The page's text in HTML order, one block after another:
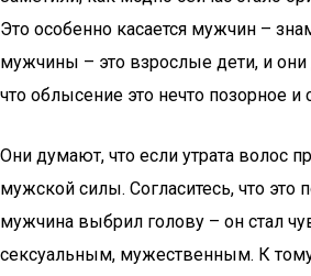
Это особенно касается мужчин –
мужчины – это взрослые дети, и
что облысение это нечто позорное и
Они думают, что если утрата волос
мужской силы. Согласитесь, что это
мужчина выбрил голову – он стал
сексуальным, мужественным. К